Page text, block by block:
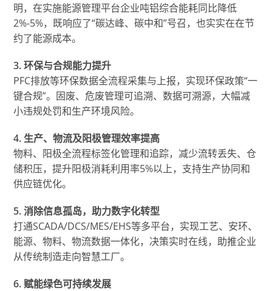
明，在实施能源管理平台企业吨铝综合能耗同比降低
2%-5%，既响应了“碳达峰、碳中和”号召，也实实在在节
约了能源成本。
3. 环保与合规能力提升
PFC排放等环保数据全流程采集与上报，实现环保政策“一
键合规”。固废、危废管理可追溯、数据可溯源，大幅减
小违规处罚和生产环境风险。
4. 生产、物流及阳极管理效率提高
物料、阳极全流程标签化管理和追踪，减少流转丢失、仓
储积压，提升阳极消耗利用率5%以上，支持生产协同和
供应链优化。
5. 消除信息孤岛，助力数字化转型
打通SCADA/DCS/MES/EHS等多平台，实现工艺、安环、
能源、物料、物流数据一体化，决策实时在线，助推企业
从传统制造走向智慧工厂。
6. 赋能绿色可持续发展